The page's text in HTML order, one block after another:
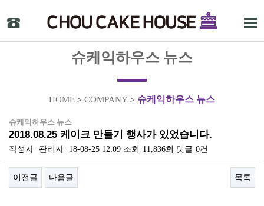
슈케익하우스 뉴스
HOME > COMPANY > 슈케익하우스 뉴스
슈케익하우스 뉴스
2018.08.25 케이크 만들기 행사가 있었습니다.
작성자 관리자 18-08-25 12:09 조회 11,836회 댓글 0건
이전글 다음글 목록